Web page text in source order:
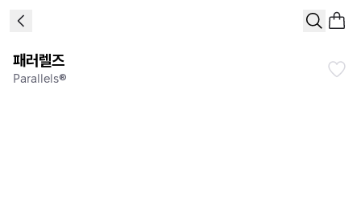
패러렐즈
Parallels®